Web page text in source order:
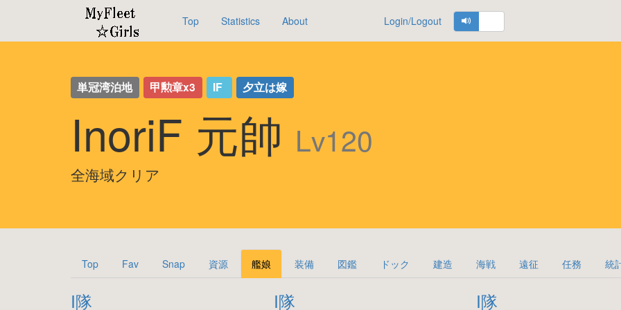
Top Statistics About Login/Logout
単冠湾泊地 甲勲章x3 IF 夕立は嫁
InoriF 元帥 Lv120
全海域クリア
Top Fav Snap 資源 艦娘 装備 図鑑 ドック 建造 海戦 遠征 任務 統
I隊 I隊 I隊